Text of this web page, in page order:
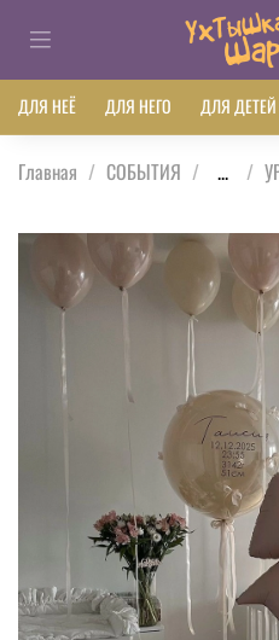
ДЛЯ НЕЁ ДЛЯ НЕГО ДЛЯ ДЕТЕЙ
Главная СОБЫТИЯ ...